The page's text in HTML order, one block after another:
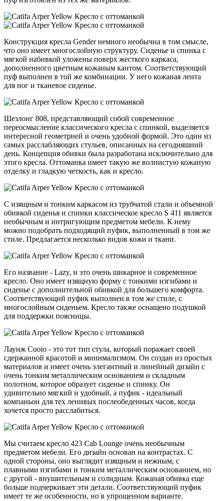
Конструкция кресла Gender немного необычна в том смысле,
что оно имеет многослойную структуру. Сиденье и спинка с
мягкой набивкой уложены поверх жесткого каркаса,
дополненного цветным кожаным кантом. Соответствующий
пуф выполнен в той же комбинации. У него кожаная лента
для ног и тканевое сиденье.
Шезлонг 808, представляющий собой современное
переосмысление классического кресла с спинкой, выделяется
интересной геометрией и очень удобной формой. Это один из
самых расслабляющих стульев, описанных на сегодняшний
день. Концепция обивки была разработана исключительно для
этого кресла. Оттоманка имеет такую же волнистую кожаную
отделку и гладкую четкость, как и кресло.
С изящным и тонким каркасом из трубчатой стали и объемной
обивкой сиденья и спинки классическое кресло S 411 является
необычным и интригующим предметом мебели. К нему
можно подобрать подходящий пуфик, выполненный в том же
стиле. Предлагается несколько видов кожи и ткани.
Его название - Lazy, и это очень шикарное и современное
кресло. Оно имеет изящную форму с тонкими изгибами и
сиденье с дополнительной обивкой для большего комфорта.
Соответствующий пуфик выполнен в том же стиле, с
многослойным сиденьем. Кресло также оснащено подушкой
для поддержки поясницы.
Лаунж Cuoio - это тот тип стула, который поражает своей
сдержанной красотой и минимализмом. Он создан из простых
материалов и имеет очень элегантный и линейный дизайн с
очень тонким металлическим основанием и складным
полотном, которое образует сиденье и спинку. Он
удивительно мягкий и удобный, а пуфик - идеальный
компаньон для тех ленивых послеобеденных часов, когда
хочется просто расслабиться.
Мы считаем кресло 423 Cab Lounge очень необычным
предметом мебели. Его дизайн основан на контрастах. С
одной стороны, оно выглядит изящным и нежным, с
плавными изгибами и тонким металлическим основанием, но
с другой - внушительным и солидным. Кожаная обивка еще
больше подчеркивает эти детали. Соответствующий пуфик
имеет те же особенности, но в упрощенном варианте.